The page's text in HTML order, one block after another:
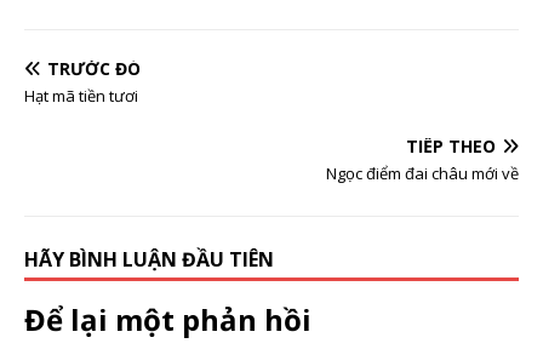
TRƯỚC ĐÓ
Hạt mã tiền tươi
TIẾP THEO
Ngọc điểm đai châu mới về
HÃY BÌNH LUẬN ĐẦU TIÊN
Để lại một phản hồi